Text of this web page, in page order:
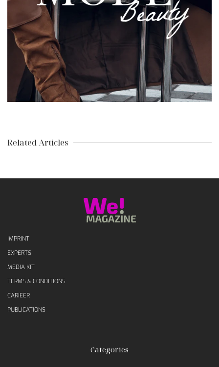
Related Articles
IMPRINT
EXPERTS
MEDIA KIT
TERMS & CONDITIONS
CARIEER
PUBLICATIONS
Categories